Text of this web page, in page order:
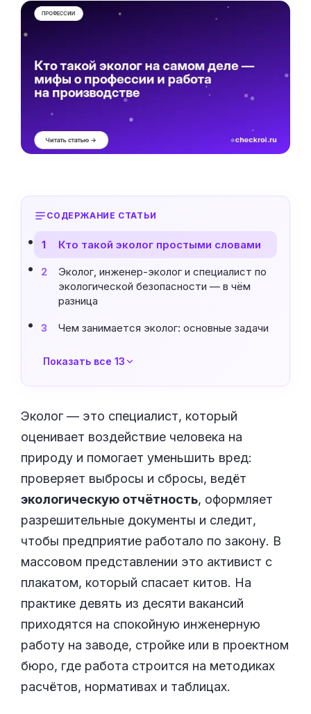
СОДЕРЖАНИЕ СТАТЬИ
1 Кто такой эколог простыми словами
2
Эколог, инженер-эколог и специалист по
экологической безопасности — в чём
разница
3 Чем занимается эколог: основные задачи
Показать все 13
Эколог — это специалист, который
оценивает воздействие человека на
природу и помогает уменьшить вред:
проверяет выбросы и сбросы, ведёт
экологическую отчётность, оформляет
разрешительные документы и следит,
чтобы предприятие работало по закону. В
массовом представлении это активист с
плакатом, который спасает китов. На
практике девять из десяти вакансий
приходятся на спокойную инженерную
работу на заводе, стройке или в проектном
бюро, где работа строится на методиках
расчётов, нормативах и таблицах.